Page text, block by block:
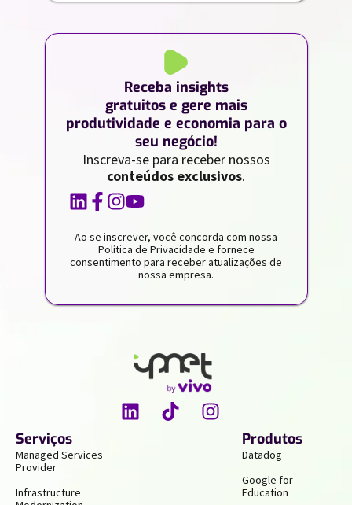
Receba insights
gratuitos e gere mais
produtividade e economia para o
seu negócio!
Inscreva-se para receber nossos
conteúdos exclusivos.
Ao se inscrever, você concorda com nossa
Política de Privacidade e fornece
consentimento para receber atualizações de
nossa empresa.
Serviços
Managed Services
Provider
Infrastructure
Produtos
Datadog
Google for
Education